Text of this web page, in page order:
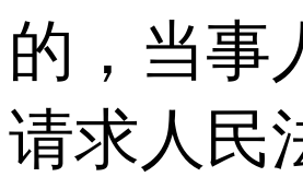
的，当事
请求人民